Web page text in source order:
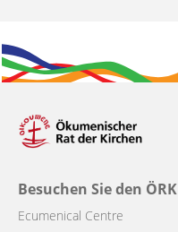
Besuchen Sie den ÖRK
Ecumenical Centre